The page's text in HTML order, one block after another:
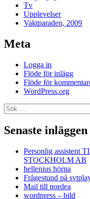
Tv
Upplevelser
Vaktparaden, 2009
Meta
Logga in
Flöde för inlägg
Flöde för
WordPress.org
Sök
efter:
Senaste inläggen
Personlig assistent
STOCKHOLM AB
hellenius hörna
Frågestund på
Mail till nordea
wordpress – bild